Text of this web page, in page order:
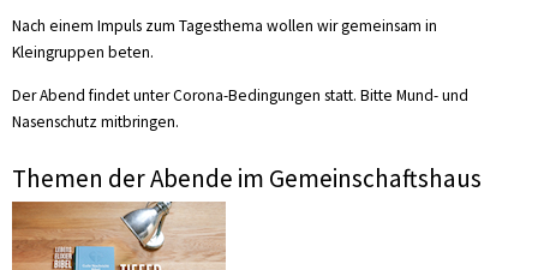
Nach einem Impuls zum Tagesthema wollen wir gemeinsam in
Kleingruppen beten.
Der Abend findet unter Corona-Bedingungen statt. Bitte Mund- und
Nasenschutz mitbringen.
Themen der Abende im Gemeinschaftshaus